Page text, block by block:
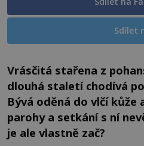
Sdílet
Vrásčitá stařena z
dlouhá staletí chodívá
Bývá oděná do vlčí kůže
parohy a setkání s ní
je ale vlastně zač?